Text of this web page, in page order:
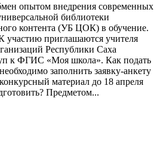
опытом внедрения современных
библиотеки
контента (УБ ЦОК) в обучение.
участию приглашаются учителя
Республики Саха
к ФГИС «Моя школа». Как подать
заполнить заявку-анкету
материал до 18 апреля
Предметом...